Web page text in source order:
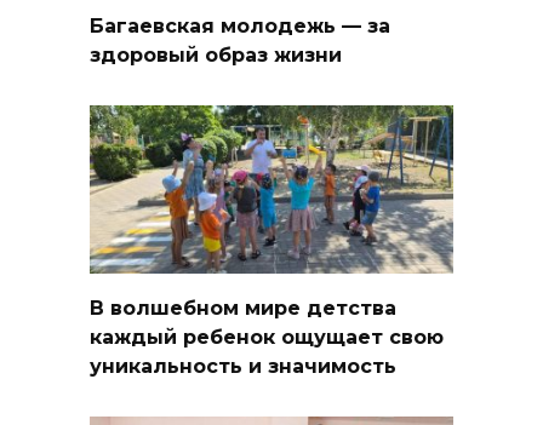
Багаевская молодежь — за
здоровый образ жизни
В волшебном мире детства
каждый ребенок ощущает свою
уникальность и значимость